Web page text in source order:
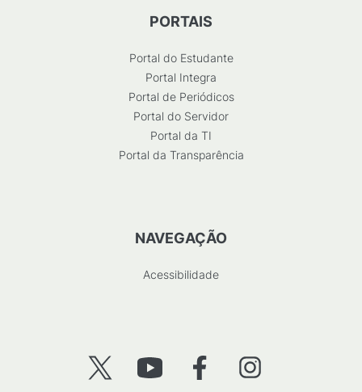
PORTAIS
Portal do Estudante
Portal Integra
Portal de Periódicos
Portal do Servidor
Portal da TI
Portal da Transparência
NAVEGAÇÃO
Acessibilidade